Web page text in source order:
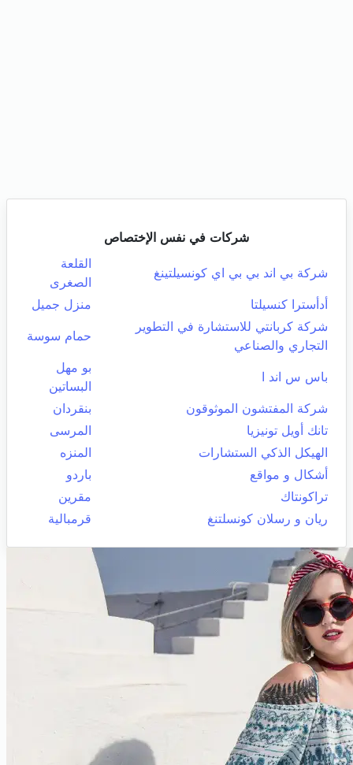
شركات في نفس الإختصاص
شركة بي اند بي بي اي كونسيلتينغ
القلعة
الصغرى
أدأسترا كنسيلتا
منزل جميل
شركة كربانتي للاستشارة في التطوير
التجاري والصناعي
حمام سوسة
باس س اند ا
بو مهل
البساتين
شركة المفتشون الموثوقون
بنقردان
تانك أويل تونيزيا
المرسى
الهيكل الذكي الستشارات
المنزه
أشكال و مواقع
باردو
تراكونتاك
مقرين
ريان و رسلان كونسلتنغ
قرمبالية